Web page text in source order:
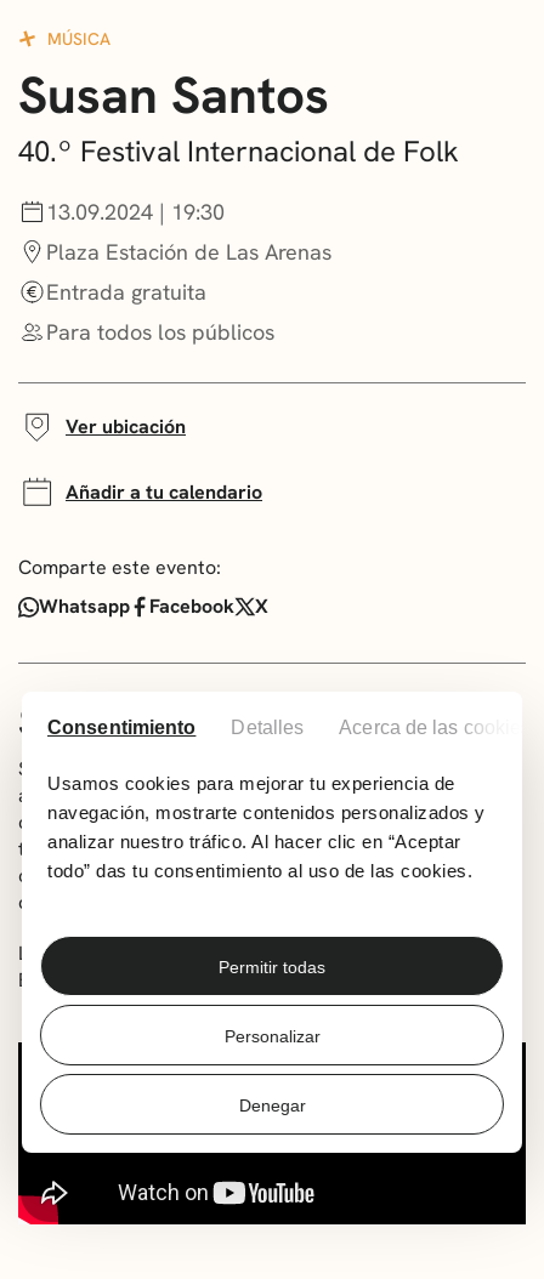
Consentimiento Detalles Acerca de las cookies
Usamos cookies para mejorar tu experiencia de
navegación, mostrarte contenidos personalizados y
analizar nuestro tráfico. Al hacer clic en “Aceptar
todo” das tu consentimiento al uso de las cookies.
Permitir todas
Personalizar
Denegar
CONVOCATORIAS
NOTICIAS
GETXO KULTURA
ASOCIACIONES CULTURALES
MÚSICA
Susan Santos
40.º Festival Internacional de Folk
13.09.2024 | 19:30
Plaza Estación de Las Arenas
Entrada gratuita
Para todos los públicos
Ver ubicación
Añadir a tu calendario
Comparte este evento:
Whatsapp
Facebook X
SOBRE LA BANDA
Susan Santos es una guitarrista extremeña apasionada y
autodidacta. Guitarrista zurda, escribe sus propias
canciones que reflejan su combinación única de ritmo y
texturas que celebra sus habilidades como fuerza
creativa y como artista verdaderamente única por
derecho propio.
La artista ha actuado en numerosos festivales en toda
Europa, México y América.